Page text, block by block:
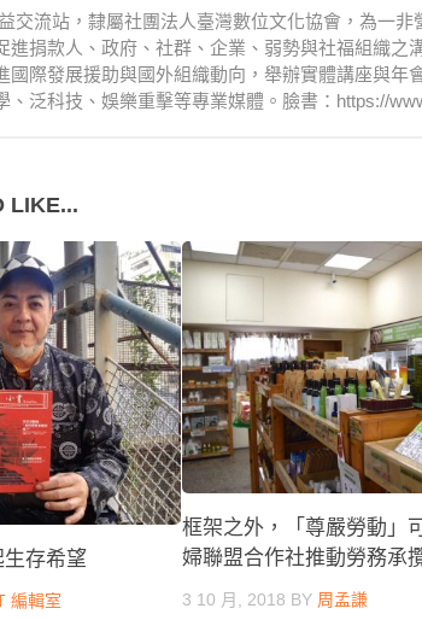
交流站，隸屬社團法人臺灣數位文化協會，為一
進捐款人、政府、社群、企業、弱勢與社福組織
國際發展援助與國外組織動向，舉辦實體講座與
、泛科技、娛樂重擊等專業媒體。臉書：https://
LIKE...
存希望
編輯室
框架之外，「尊嚴勞動」
婦聯盟合作社推動勞務承
3 10 月, 2018 BY 周孟謙